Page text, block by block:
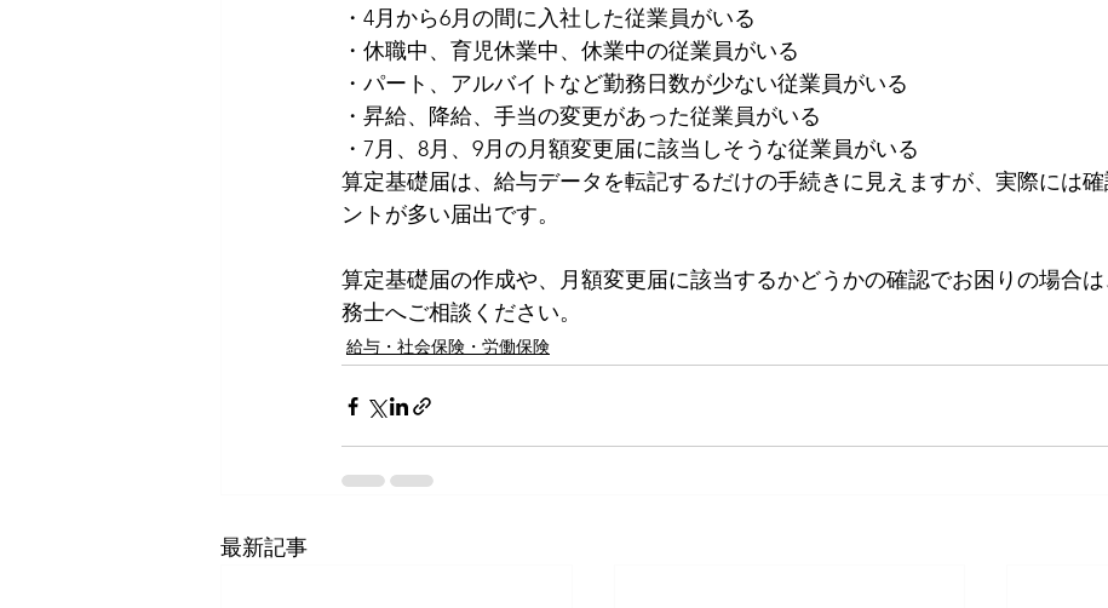
・4月から6月の間に入社した従業員がいる
・休職中、育児休業中、休業中の従業員がいる
・パート、アルバイトなど勤務日数が少ない従業員がいる
・昇給、降給、手当の変更があった従業員がいる
・7月、8月、9月の月額変更届に該当しそうな従業員がいる
算定基礎届は、給与データを転記するだけの手続きに見えますが、実際には
ントが多い届出です。
算定基礎届の作成や、月額変更届に該当するかどうかの確認でお困りの場合
務士へご相談ください。
給与・社会保険・労働保険
最新記事